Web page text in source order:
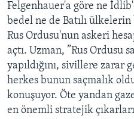
Felgenhauer'a göre ne
bedel ne de Batılı
Rus Ordusu'nun askeri
açtı. Uzman, ”Rus Ordusu
yapıldığını, sivillere
herkes bunun saçmalık
konuşuyor. Öte yandan
en önemli stratejik